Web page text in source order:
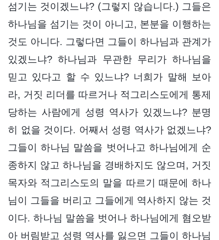
섬기는 것이겠느냐? (그렇지 않습니다.) 그들은
하나님을 섬기는 것이 아니고, 본분을 이행하는
것도 아니다. 그렇다면 그들이 하나님과 관계가
있겠느냐? 하나님과 무관한 무리가 하나님을
믿고 있다고 할 수 있느냐? 너희가 말해 보아
라, 거짓 리더를 따르거나 적그리스도에게 통제
당하는 사람에게 성령 역사가 있겠느냐? 분명
히 없을 것이다. 어째서 성령 역사가 없겠느냐?
그들이 하나님 말씀을 벗어나고 하나님에게 순
종하지 않고 하나님을 경배하지도 않으며, 거짓
목자와 적그리스도의 말을 따르기 때문에 하나
님이 그들을 버리고 그들에게 역사하지 않는 것
이다. 하나님 말씀을 벗어나 하나님에게 혐오받
아 버림받고 성령 역사를 잃으면 그들이 하나님